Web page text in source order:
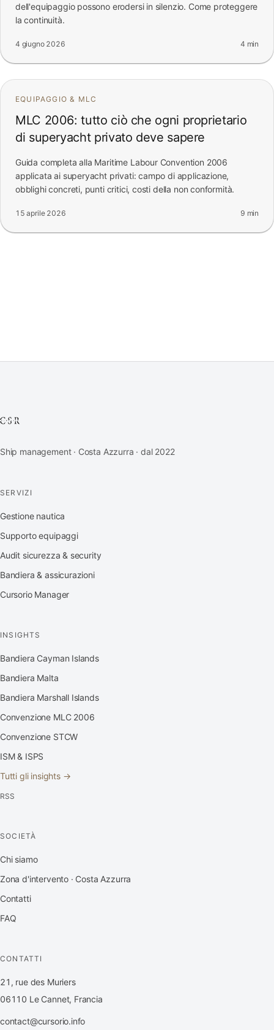
dell'equipaggio possono erodersi in silenzio. Come proteggere
la continuità.
4 giugno 2026 4 min
EQUIPAGGIO & MLC
MLC 2006: tutto ciò che ogni proprietario
di superyacht privato deve sapere
Guida completa alla Maritime Labour Convention 2006
applicata ai superyacht privati: campo di applicazione,
obblighi concreti, punti critici, costi della non conformità.
15 aprile 2026 9 min
Ship management · Costa Azzurra · dal 2022
SERVIZI
Gestione nautica
Supporto equipaggi
Audit sicurezza & security
Bandiera & assicurazioni
Cursorio Manager
INSIGHTS
Bandiera Cayman Islands
Bandiera Malta
Bandiera Marshall Islands
Convenzione MLC 2006
Convenzione STCW
ISM & ISPS
Tutti gli insights →
RSS
SOCIETÀ
Chi siamo
Zona d'intervento · Costa Azzurra
Contatti
FAQ
CONTATTI
21, rue des Muriers
06110 Le Cannet, Francia
contact@cursorio.info